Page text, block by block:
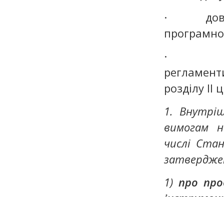
·
·
розділу II
1.
вимогам
числі
1)про